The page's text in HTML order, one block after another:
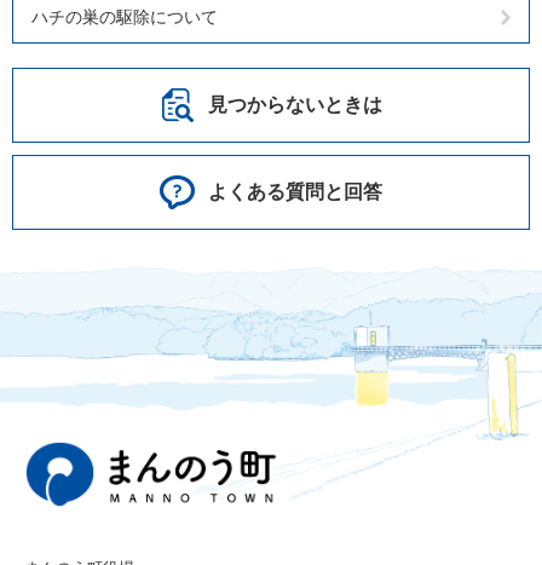
ハチの巣の駆除について
見つからないときは
よくある質問と回答